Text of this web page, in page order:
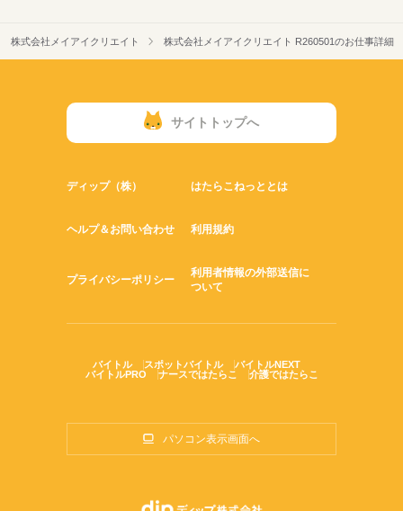
株式会社メイアイクリエイト 株式会社メイアイクリエイト R260501のお仕事詳細
サイトトップへ
ディップ（株） はたらこねっととは
ヘルプ＆お問い合わせ 利用規約
プライバシーポリシー
利用者情報の外部送信に
ついて
バイトル スポットバイトル
バイトルNEXT
バイトルPRO
ナースではたらこ 介護ではたらこ
パソコン表示画面へ